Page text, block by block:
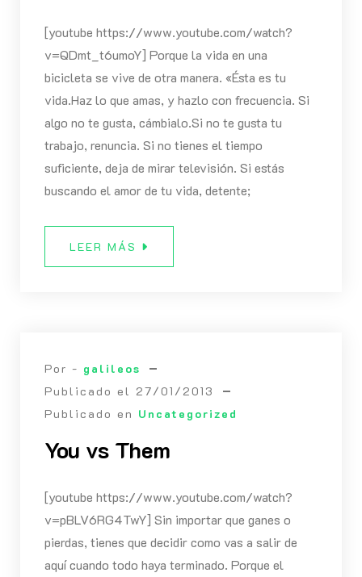
[youtube https://www.youtube.com/watch?
v=QDmt_t6umoY] Porque la vida en una
bicicleta se vive de otra manera. «Ésta es tu
vida.Haz lo que amas, y hazlo con frecuencia. Si
algo no te gusta, cámbialo.Si no te gusta tu
trabajo, renuncia. Si no tienes el tiempo
suficiente, deja de mirar televisión. Si estás
buscando el amor de tu vida, detente;
LEER MÁS
Por - galileos
Publicado el 27/01/2013
Publicado en Uncategorized
You vs Them
[youtube https://www.youtube.com/watch?
v=pBLV6RG4TwY] Sin importar que ganes o
pierdas, tienes que decidir como vas a salir de
aquí cuando todo haya terminado. Porque el